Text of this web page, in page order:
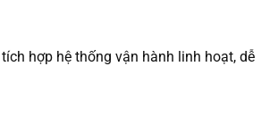
hợp hệ thống vận hành linh hoạt, dễ